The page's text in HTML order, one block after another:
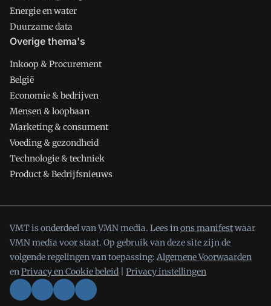
Energie en water
Duurzame data
Overige thema's
Inkoop & Procurement
België
Economie & bedrijven
Mensen & loopbaan
Marketing & consument
Voeding & gezondheid
Technologie & techniek
Product & Bedrijfsnieuws
VMT is onderdeel van VMN media. Lees inons manifestwaar
VMN media voor staat. Op gebruik van deze site zijn de
volgende regelingen van toepassing: Algemene Voorwaarden
enPrivacy en Cookie beleid Privacy instellingen